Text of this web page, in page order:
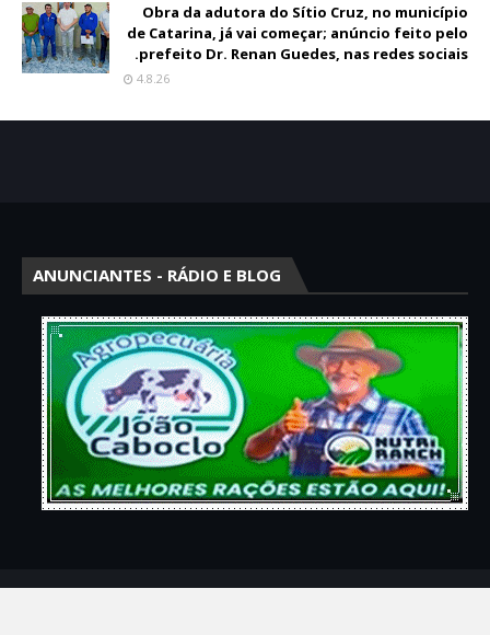
Obra da adutora do Sítio Cruz, no município
de Catarina, já vai começar; anúncio feito pelo
prefeito Dr. Renan Guedes, nas redes sociais.
4.8.26
ANUNCIANTES - RÁDIO E BLOG